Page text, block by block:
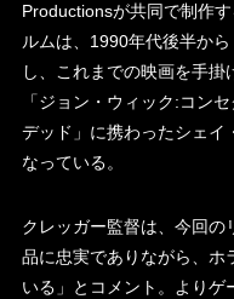
Productionsが共同で制作
ルムは、1990年代後半か
し、これまでの映画を手掛
「ジョン・ウィック:コン
デッド」に携わったシェイ
なっている。
クレッガー監督は、今回の
品に忠実でありながら、ホ
いる」とコメント。よりゲ